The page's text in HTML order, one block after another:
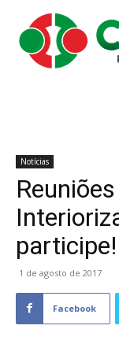
Notícias
participe!
1 de agosto de 2017
Facebook